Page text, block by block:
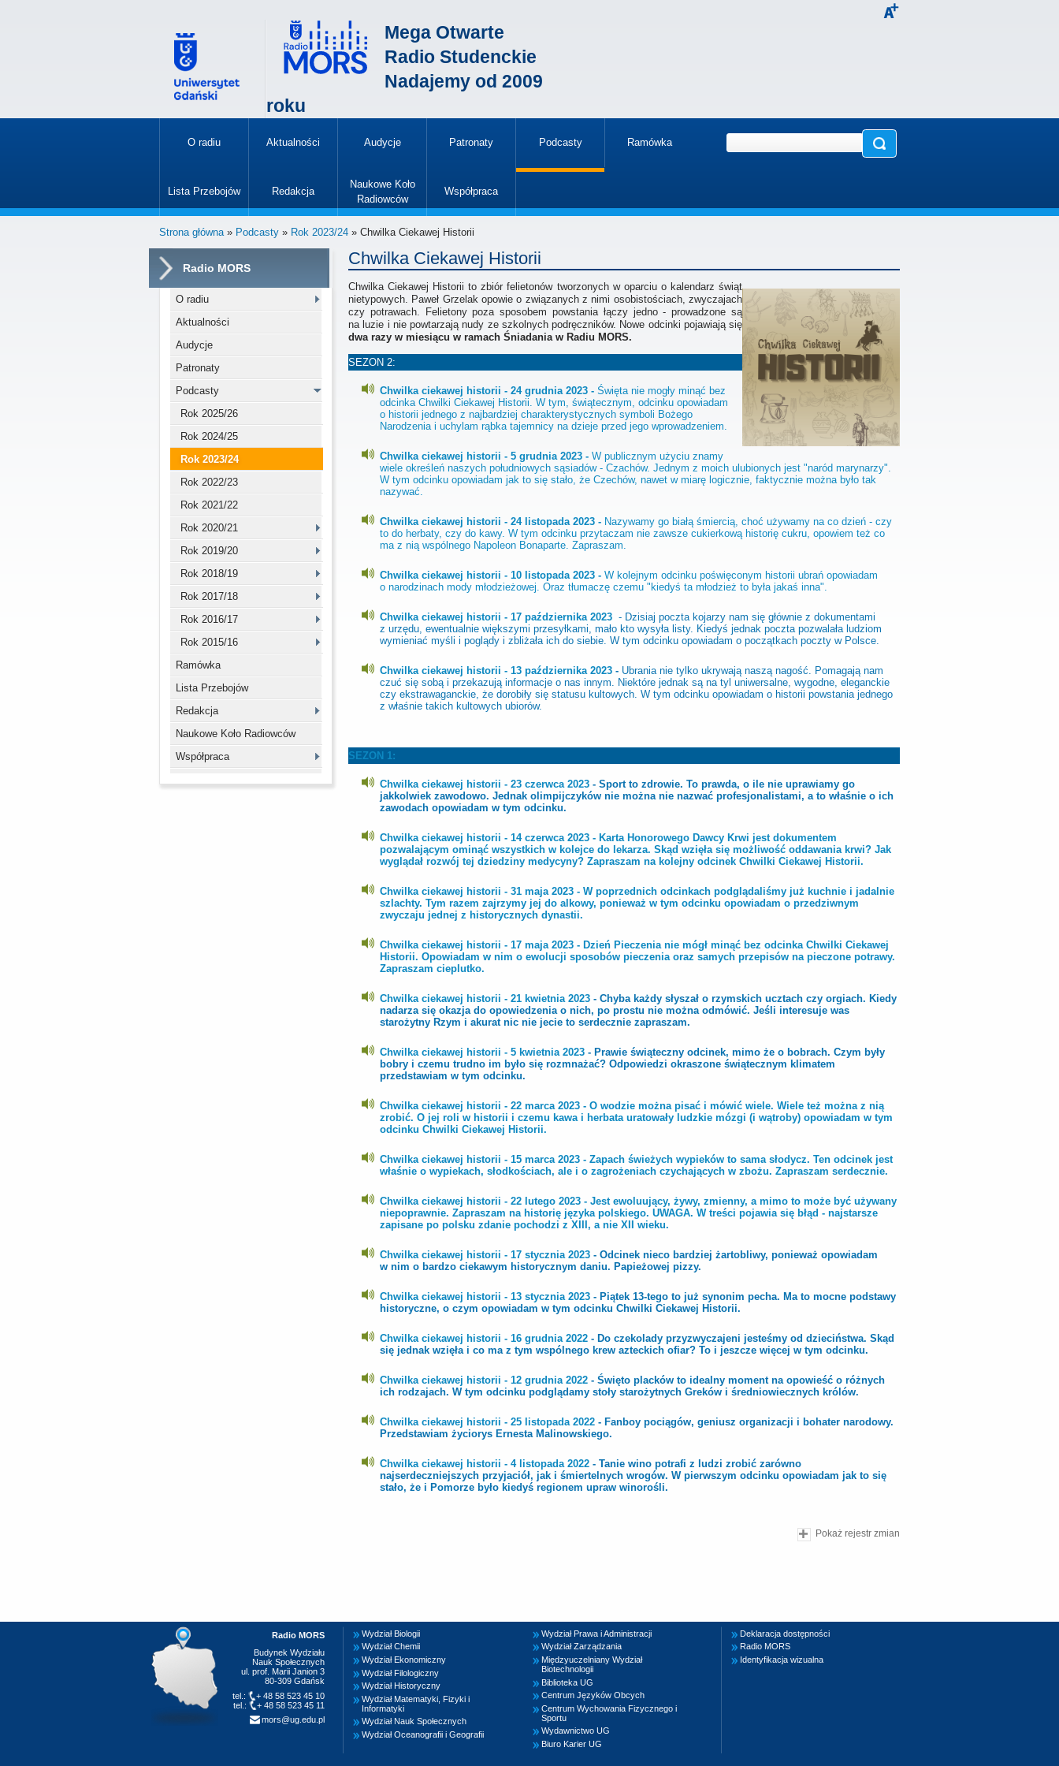
Mega Otwarte
Radio Studenckie
Nadajemy od 2009
roku
O radiu Aktualności Audycje Patronaty Podcasty
»
Ramówka
Lista Przebojów Redakcja
Naukowe Koło
Radiowców
Współpraca
Strona główna» Podcasty » Rok 2023/24 » Chwilka Ciekawej Historii
Radio MORS
O radiu
Aktualności
Audycje
Patronaty
Podcasty
Rok 2025/26
Rok 2024/25
Rok 2023/24
Rok 2022/23
Rok 2021/22
Rok 2020/21
Rok 2019/20
Rok 2018/19
Rok 2017/18
Rok 2016/17
Rok 2015/16
Ramówka
Lista Przebojów
Redakcja
Naukowe Koło Radiowców
Współpraca
Chwilka Ciekawej Historii
Chwilka Ciekawej Historii to zbiór felietonów tworzonych w oparciu o kalendarz świąt
nietypowych. Paweł Grzelak opowie o związanych z nimi osobistościach, zwyczajach
czy potrawach. Felietony poza sposobem powstania łączy jedno - prowadzone są
na luzie i nie powtarzają nudy ze szkolnych podręczników. Nowe odcinki pojawiają się
dwa razy w miesiącu w ramach Śniadania w Radiu MORS.
SEZON 2:
Chwilka ciekawej historii - 24 grudnia 2023 - Święta nie mogły minąć bez
odcinka Chwilki Ciekawej Historii. W tym, świątecznym, odcinku opowiadam
o historii jednego z najbardziej charakterystycznych symboli Bożego
Narodzenia i uchylam rąbka tajemnicy na dzieje przed jego wprowadzeniem.
Chwilka ciekawej historii - 5 grudnia 2023 - W publicznym użyciu znamy
wiele określeń naszych południowych sąsiadów - Czachów. Jednym z moich ulubionych jest "naród marynarzy".
W tym odcinku opowiadam jak to się stało, że Czechów, nawet w miarę logicznie, faktycznie można było tak
nazywać.
Chwilka ciekawej historii - 24 listopada 2023 - Nazywamy go białą śmiercią, choć używamy na co dzień - czy
to do herbaty, czy do kawy. W tym odcinku przytaczam nie zawsze cukierkową historię cukru, opowiem też co
ma z nią wspólnego Napoleon Bonaparte. Zapraszam.
Chwilka ciekawej historii - 10 listopada 2023 - W kolejnym odcinku poświęconym historii ubrań opowiadam
o narodzinach mody młodzieżowej. Oraz tłumaczę czemu "kiedyś ta młodzież to była jakaś inna".
Chwilka ciekawej historii - 17 października 2023 - Dzisiaj poczta kojarzy nam się głównie z dokumentami
z urzędu, ewentualnie większymi przesyłkami, mało kto wysyła listy. Kiedyś jednak poczta pozwalała ludziom
wymieniać myśli i poglądy i zbliżała ich do siebie. W tym odcinku opowiadam o początkach poczty w Polsce.
Chwilka ciekawej historii - 13 października 2023 - Ubrania nie tylko ukrywają naszą nagość. Pomagają nam
czuć się sobą i przekazują informacje o nas innym. Niektóre jednak są na tyl uniwersalne, wygodne, eleganckie
czy ekstrawaganckie, że dorobiły się statusu kultowych. W tym odcinku opowiadam o historii powstania jednego
z właśnie takich kultowych ubiorów.
SEZON 1:
Chwilka ciekawej historii - 23 czerwca 2023 - Sport to zdrowie. To prawda, o ile nie uprawiamy go
jakkolwiek zawodowo. Jednak olimpijczyków nie można nie nazwać profesjonalistami, a to właśnie o ich
zawodach opowiadam w tym odcinku.
Chwilka ciekawej historii - 14 czerwca 2023 - Karta Honorowego Dawcy Krwi jest dokumentem
pozwalającym ominąć wszystkich w kolejce do lekarza. Skąd wzięła się możliwość oddawania krwi? Jak
wyglądał rozwój tej dziedziny medycyny? Zapraszam na kolejny odcinek Chwilki Ciekawej Historii.
Chwilka ciekawej historii - 31 maja 2023 - W poprzednich odcinkach podglądaliśmy już kuchnie i jadalnie
szlachty. Tym razem zajrzymy jej do alkowy, ponieważ w tym odcinku opowiadam o przedziwnym
zwyczaju jednej z historycznych dynastii.
Chwilka ciekawej historii - 17 maja 2023 - Dzień Pieczenia nie mógł minąć bez odcinka Chwilki Ciekawej
Historii. Opowiadam w nim o ewolucji sposobów pieczenia oraz samych przepisów na pieczone potrawy.
Zapraszam cieplutko.
Chwilka ciekawej historii - 21 kwietnia 2023 - Chyba każdy słyszał o rzymskich ucztach czy orgiach. Kiedy
nadarza się okazja do opowiedzenia o nich, po prostu nie można odmówić. Jeśli interesuje was
starożytny Rzym i akurat nic nie jecie to serdecznie zapraszam.
Chwilka ciekawej historii - 5 kwietnia 2023 - Prawie świąteczny odcinek, mimo że o bobrach. Czym były
bobry i czemu trudno im było się rozmnażać? Odpowiedzi okraszone świątecznym klimatem
przedstawiam w tym odcinku.
Chwilka ciekawej historii - 22 marca 2023 - O wodzie można pisać i mówić wiele. Wiele też można z nią
zrobić. O jej roli w historii i czemu kawa i herbata uratowały ludzkie mózgi (i wątroby) opowiadam w tym
odcinku Chwilki Ciekawej Historii.
Chwilka ciekawej historii - 15 marca 2023 - Zapach świeżych wypieków to sama słodycz. Ten odcinek jest
właśnie o wypiekach, słodkościach, ale i o zagrożeniach czychających w zbożu. Zapraszam serdecznie.
Chwilka ciekawej historii - 22 lutego 2023 - Jest ewoluujący, żywy, zmienny, a mimo to może być używany
niepoprawnie. Zapraszam na historię języka polskiego. UWAGA. W treści pojawia się błąd - najstarsze
zapisane po polsku zdanie pochodzi z XIII, a nie XII wieku.
Chwilka ciekawej historii - 17 stycznia 2023 - Odcinek nieco bardziej żartobliwy, ponieważ opowiadam
w nim o bardzo ciekawym historycznym daniu. Papieżowej pizzy.
Chwilka ciekawej historii - 13 stycznia 2023 - Piątek 13-tego to już synonim pecha. Ma to mocne podstawy
historyczne, o czym opowiadam w tym odcinku Chwilki Ciekawej Historii.
Chwilka ciekawej historii - 16 grudnia 2022 - Do czekolady przyzwyczajeni jesteśmy od dzieciństwa. Skąd
się jednak wzięła i co ma z tym wspólnego krew azteckich ofiar? To i jeszcze więcej w tym odcinku.
Chwilka ciekawej historii - 12 grudnia 2022 - Święto placków to idealny moment na opowieść o różnych
ich rodzajach. W tym odcinku podglądamy stoły starożytnych Greków i średniowiecznych królów.
Chwilka ciekawej historii - 25 listopada 2022 - Fanboy pociągów, geniusz organizacji i bohater narodowy.
Przedstawiam życiorys Ernesta Malinowskiego.
Chwilka ciekawej historii - 4 listopada 2022 - Tanie wino potrafi z ludzi zrobić zarówno
najserdeczniejszych przyjaciół, jak i śmiertelnych wrogów. W pierwszym odcinku opowiadam jak to się
stało, że i Pomorze było kiedyś regionem upraw winorośli.
Pokaż rejestr zmian
Radio MORS
Budynek Wydziału
Nauk Społecznych
ul. prof. Marii Janion 3
80-309 Gdańsk
tel.:
+ 48 58 523 45 10
tel.:
+ 48 58 523 45 11
mors@ug.edu.pl
Wydział Biologii
Wydział Chemii
Wydział Ekonomiczny
Wydział Filologiczny
Wydział Historyczny
Wydział Matematyki, Fizyki i
Informatyki
Wydział Nauk Społecznych
Wydział Oceanografii i Geografii
Wydział Prawa i Administracji
Wydział Zarządzania
Międzyuczelniany Wydział
Biotechnologii
Biblioteka UG
Centrum Języków Obcych
Centrum Wychowania Fizycznego i
Sportu
Wydawnictwo UG
Biuro Karier UG
Deklaracja dostępności
Radio MORS
Identyfikacja wizualna